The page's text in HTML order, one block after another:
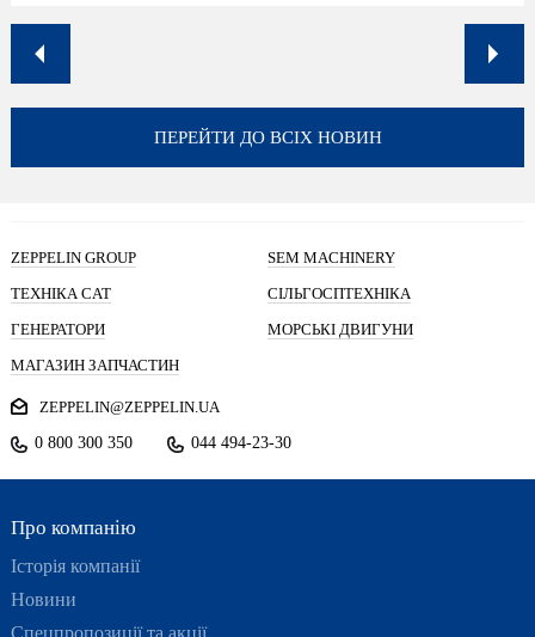
ПЕРЕЙТИ ДО ВСІХ НОВИН
ZEPPELIN GROUP
SEM MACHINERY
ТЕХНІКА CAT
СІЛЬГОСПТЕХНІКА
ГЕНЕРАТОРИ
МОРСЬКІ ДВИГУНИ
МАГАЗИН ЗАПЧАСТИН
ZEPPELIN@ZEPPELIN.UA
0 800 300 350
044 494-23-30
Про компанію
Історія компанії
Новини
Спецпропозиції та акції